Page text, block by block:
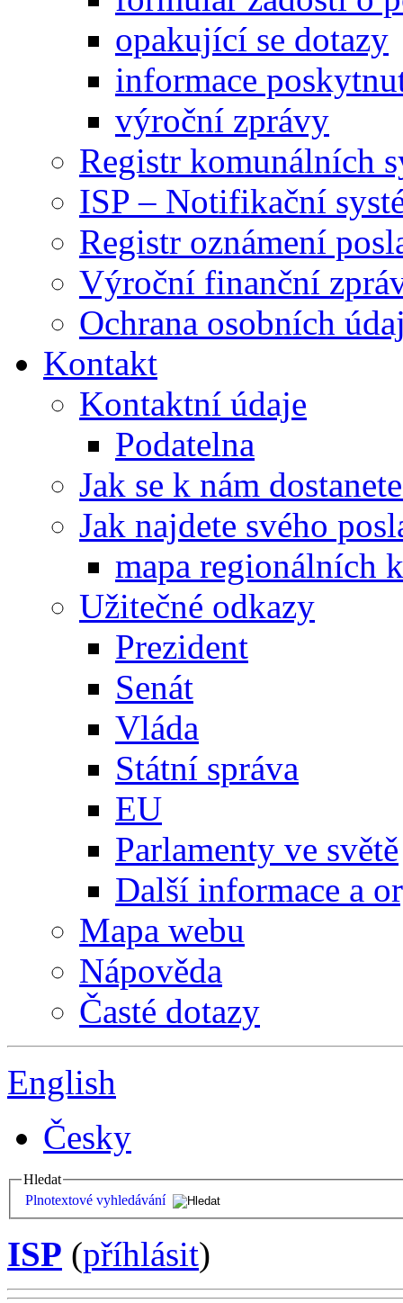
opakující se dotazy
informace
výroční zprávy
Registr komunálních
ISP – Notifikační
Registr oznámení
Výroční finanční
Ochrana osobních
Kontakt
Kontaktní údaje
Podatelna
Jak se k nám
Jak najdete svého
mapa regionálních
Užitečné odkazy
Prezident
Senát
Vláda
Státní správa
EU
Parlamenty ve světě
Další informace a
Mapa webu
Nápověda
Časté dotazy
English
Česky
Hledat
Plnotextové vyhledávání
ISP (příhlásit)